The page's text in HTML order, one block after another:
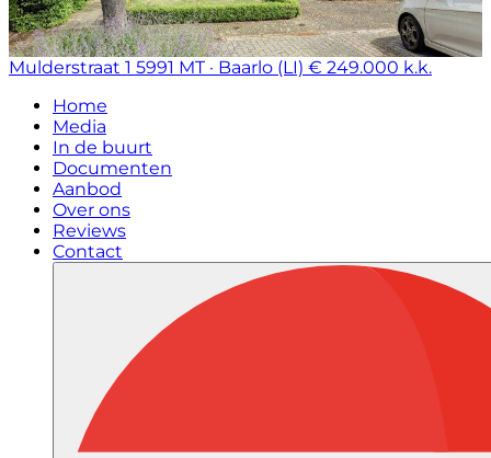
Mulderstraat 1 5991 MT · Baarlo (LI) € 249.000 k.k.
Home
Media
In de buurt
Documenten
Aanbod
Over ons
Reviews
Contact